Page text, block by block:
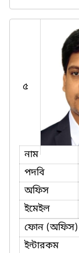
৫
নাম
পদবি
অফিস
ইমেইল
ফোন (অফিস)
ইন্টারকম